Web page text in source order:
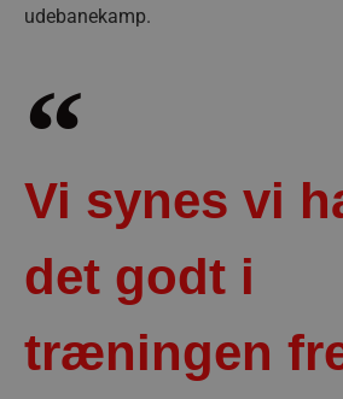
udebanekamp.
Vi synes vi
det godt i
træningen